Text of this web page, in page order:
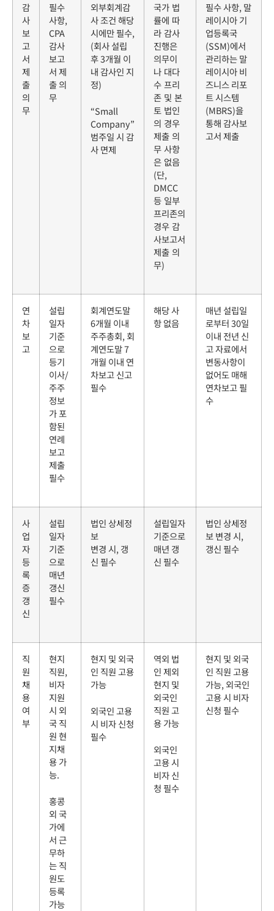
감
사
보
고
서
제
출
의
무
필수
사항,
CPA
감사
보고
서 제
출 의
무
외부회계감
사 조건 해당
시에만 필수,
(회사 설립
후 3개월 이
내 감사인 지
정)
“Small
Company”
범주일 시 감
사 면제
국가 법
률에 따
라 감사
진행은
의무이
나 대다
수 프리
존 및 본
토 법인
의 경우
제출 의
무 사항
은 없음
(단,
DMCC
등 일부
프리존의
경우 감
사보고서
제출 의
무)
필수 사항, 말
레이시아 기
업등록국
(SSM)에서
관리하는 말
레이시아 비
즈니스 리포
트 시스템
(MBRS)을
통해 감사보
고서 제출
연
차
보
고
설립
일자
기준
으로
등기
이사/
주주
정보
가 포
함된
연례
보고
제출
필수
회계연도말
6개월 이내
주주총회, 회
계연도말 7
개월 이내 연
차보고 신고
필수
해당 사
항 없음
매년 설립일
로부터 30일
이내 전년 신
고 자료에서
변동사항이
없어도 매해
연차보고 필
수
사
업
자
등
록
증
갱
신
설립
일자
기준
으로
매년
갱신
필수
법인 상세정
보
변경 시, 갱
신 필수
설립일자
기준으로
매년 갱
신 필수
법인 상세정
보 변경 시,
갱신 필수
직
원
채
용
여
부
현지
직원,
비자
지원
시 외
국 직
원 현
지채
용 가
능.
홍콩
외 국
가에
서 근
무하
는 직
원도
등록
가능
현지 및 외국
인 직원 고용
가능
외국인 고용
시 비자 신청
필수
역외 법
인 제외
현지 및
외국인
직원 고
용 가능
외국인
고용 시
비자 신
청 필수
현지 및 외국
인 직원 고용
가능, 외국인
고용 시 비자
신청 필수